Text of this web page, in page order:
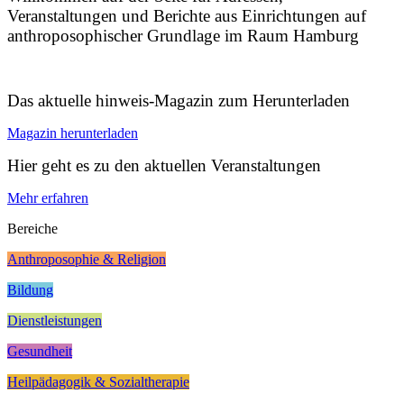
Veranstaltungen und Berichte aus Einrichtungen auf
anthroposophischer Grundlage im Raum Hamburg
Das aktuelle hinweis-Magazin zum Herunterladen
Magazin herunterladen
Hier geht es zu den aktuellen Veranstaltungen
Mehr erfahren
Bereiche
Anthroposophie & Religion
Bildung
Dienstleistungen
Gesundheit
Heilpädagogik & Sozialtherapie